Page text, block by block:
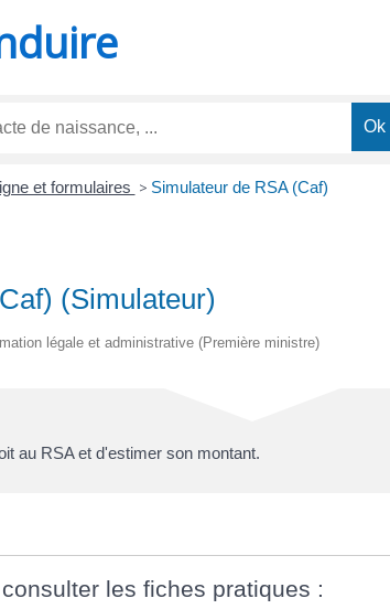
et formulaires > Simulateur de RSA (Caf)
(Simulateur)
légale et administrative (Première ministre)
au RSA et d'estimer son montant.
les fiches pratiques :